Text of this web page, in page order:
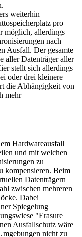
weiterhin
pro
möglich, allerdings
nach
Ausfall. Der gesamte
aller Datenträger aller
stellt sich allerdings
oder drei kleinere
die Abhängigkeit von
mehr
Hardwareausfall
und mit welchen
zu
kompensieren. Beim
Datenträgern
zwischen mehreren
Dabei
Spiegelung
"Erasure
Ausfallschutz wäre
nicht zu